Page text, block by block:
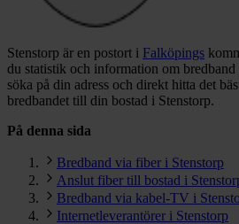
Stenstorp är en postort i Falköpings
du statistik och information om
söka på din adress och direkt hitta det
bredbandet till din bostad i Stenstorp.
På denna sida
Bredband via fiber i Stenstorp
Anslut fiber till bostad i
Bredband via kabel-TV i
Internetleverantörer i Stenstorp